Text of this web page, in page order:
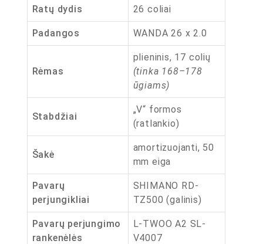
Ratų dydis 26 coliai
Padangos WANDA 26 x 2.0
Rėmas
plieninis, 17 colių
(tinka 168–178
ūgiams)
Stabdžiai
„V“ formos
(ratlankio)
Šakė
amortizuojanti, 50
mm eiga
Pavarų
perjungikliai
SHIMANO RD-
TZ500 (galinis)
Pavarų perjungimo
rankenėlės
L-TWOO A2 SL-
V4007